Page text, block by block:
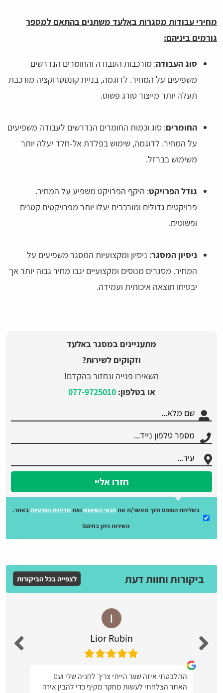
מחירי עבודות מסגרות באלעד משתנים בהתאם למספר
גורמים ביניהם:
סוג העבודה: מורכבות העבודה והחומרים הנדרשים
משפיעים על המחיר. לדוגמה, בניית קונסטרוקציה מורכבת
תעלה יותר מייצור סורג פשוט.
החומרים: סוג וכמות החומרים הנדרשים לעבודה משפיעים
על המחיר. לדוגמה, שימוש בפלדת אל-חלד יעלה יותר
משימוש בברזל.
גודל הפרויקט: היקף הפרויקט משפיע על המחיר.
פרויקטים גדולים ומורכבים יעלו יותר מפרויקטים קטנים
ופשוטים.
ניסיון המסגר: ניסיון ומקצועיות המסגר משפיעים על
המחיר. מסגרים מנוסים ומקצועיים יגבו מחיר גבוה יותר אך
יבטיחו תוצאה איכותית ועמידה.
מתעניינים במסגר באלעד
וזקוקים לשירות?
השאירו פנייה ונחזור בהקדם!
או בטלפון:077-9725010
חזרו אליי
בשליחת הטופס הינך מאשר/ת אתתנאי השימושואתמדיניות הפרטיות באתר.
השירות ניתן בחינם!
ביקורות וחוות דעת לצפייה בכל הביקורות
Lior Rubin
התלבטתי איזה שער הייתי צריך לחניה שלי ועם
האתר הצלחתי לעשות מחקר מקיף כדי להבין איזה